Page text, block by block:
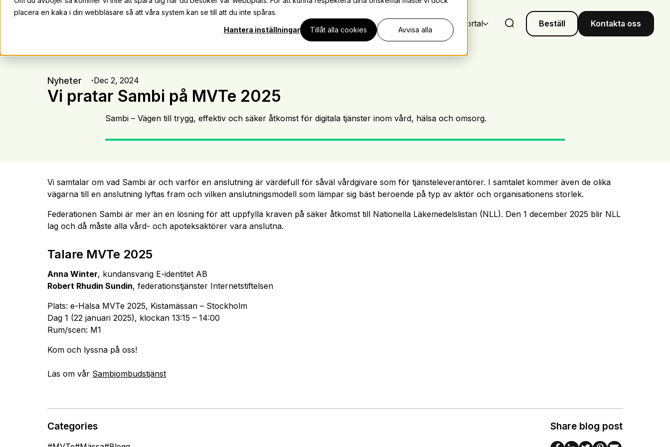
placera en kaka i din webbläsare så att våra system kan se till att du inte spåras.
Hantera inställningar Tillåt alla cookies Avvisa alla
Lösningar Integrationer Kundportal Beställ Kontakta oss
Nyheter Dec 2, 2024
Vi pratar Sambi på MVTe 2025
Sambi – Vägen till trygg, effektiv och säker åtkomst för digitala tjänster inom vård, hälsa och omsorg.
Vi samtalar om vad Sambi är och varför en anslutning är värdefull för såväl vårdgivare som för tjänsteleverantörer. I samtalet kommer även de olika
vägarna till en anslutning lyftas fram och vilken anslutningsmodell som lämpar sig bäst beroende på typ av aktör och organisationens storlek.
Federationen Sambi är mer än en lösning för att uppfylla kraven på säker åtkomst till Nationella Läkemedelslistan (NLL). Den 1 december 2025 blir NLL
lag och då måste alla vård- och apoteksaktörer vara anslutna.
Talare MVTe 2025
Anna Winter, kundansvarig E-identitet AB
Robert Rhudin Sundin, federationstjänster Internetstiftelsen
Plats: e-Hälsa MVTe 2025, Kistamässan – Stockholm
Dag 1 (22 januari 2025), klockan 13:15 – 14:00
Rum/scen: M1
Kom och lyssna på oss!
Läs om vår Sambiombudstjänst
Categories Share blog post